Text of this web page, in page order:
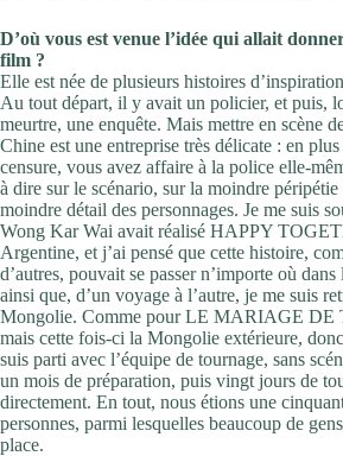
D’où vous est venue l’idée qui allait
film ?
Elle est née de plusieurs histoires
Au tout départ, il y avait un policier, et puis,
meurtre, une enquête. Mais mettre en scène
Chine est une entreprise très délicate : en
censure, vous avez affaire à la police elle-
à dire sur le scénario, sur la moindre
moindre détail des personnages. Je me suis
Wong Kar Wai avait réalisé HAPPY
Argentine, et j’ai pensé que cette histoire,
d’autres, pouvait se passer n’importe où dans
ainsi que, d’un voyage à l’autre, je me suis
Mongolie. Comme pour LE MARIAGE DE
mais cette fois-ci la Mongolie extérieure,
suis parti avec l’équipe de tournage, sans
un mois de préparation, puis vingt jours de
directement. En tout, nous étions une
personnes, parmi lesquelles beaucoup de
place.